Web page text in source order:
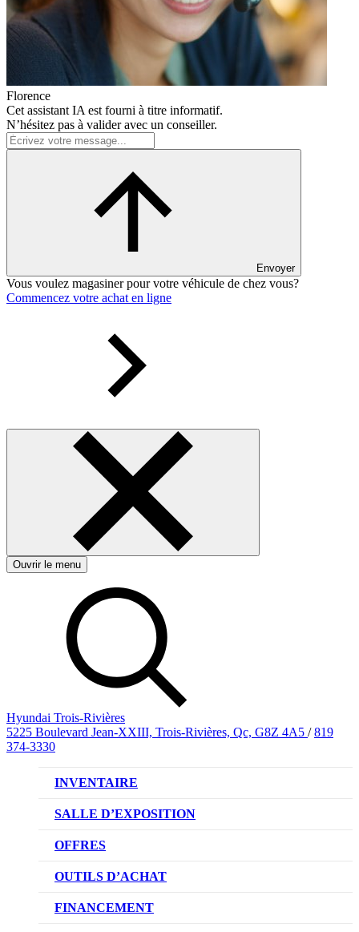
Florence
Cet assistant IA est fourni à titre informatif.
N’hésitez pas à valider avec un conseiller.
Envoyer
Vous voulez magasiner pour votre véhicule de chez vous?
Commencez votre achat en ligne
Ouvrir le menu
Hyundai Trois-Rivières
5225 Boulevard Jean-XXIII, Trois-Rivières, Qc, G8Z 4A5 / 819
374-3330
INVENTAIRE
VÉHICULES NEUFS
VÉHICULES D’OCCASION
SALLE D’EXPOSITION
OFFRES
OFFRE DE VÉHICULES NEUFS
OFFRES DU CONCESSIONNAIRE
OUTILS D’ACHAT
CL!QUEZ ET ACHETEZ HYUNDAI
FINANCEMENT